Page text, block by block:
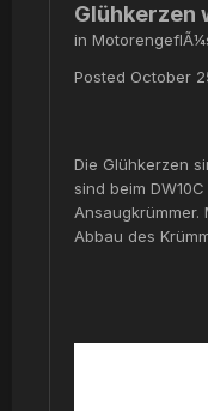
Glühkerzen
in
Posted October
Die Glühkerzen
sind beim
Abbau des